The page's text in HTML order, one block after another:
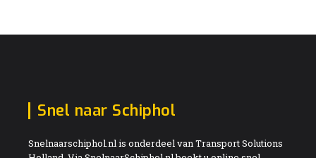
Snel naar Schiphol
Snelnaarschiphol.nl is onderdeel van Transport Solutions